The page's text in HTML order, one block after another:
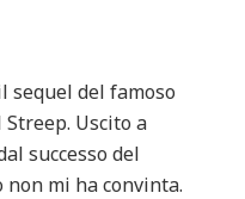
sequel del famoso
Uscito a
successo del
mi ha convinta.